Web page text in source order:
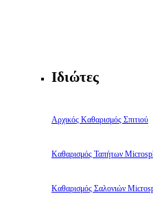
Ιδιώτες
Αρχικός Καθαρισμός Σπιτιού
Καθαρισμός Ταπήτων
Καθαρισμός Σαλονιών